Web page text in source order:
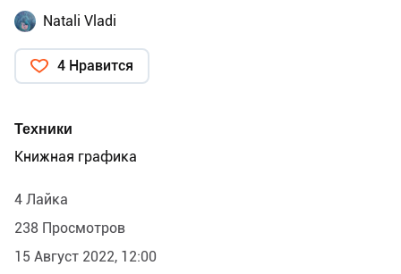
Natali Vladi
4 Нравится
Техники
Книжная графика
4 Лайка
238 Просмотров
15 Август 2022, 12:00